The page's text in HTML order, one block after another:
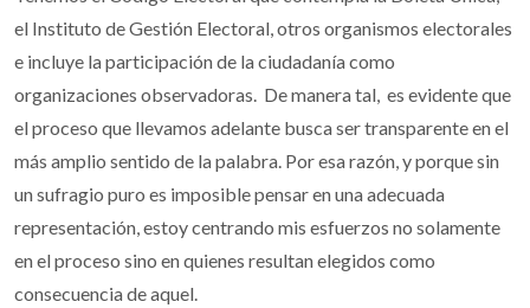
el Instituto de Gestión Electoral, otros organismos electorales
e incluye la participación de la ciudadanía como
organizaciones observadoras. De manera tal, es evidente que
el proceso que llevamos adelante busca ser transparente en el
más amplio sentido de la palabra. Por esa razón, y porque sin
un sufragio puro es imposible pensar en una adecuada
representación, estoy centrando mis esfuerzos no solamente
en el proceso sino en quienes resultan elegidos como
consecuencia de aquel.